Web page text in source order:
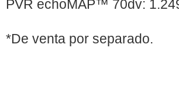
PVR echoMAP™ 70dv:
*De venta por separado.